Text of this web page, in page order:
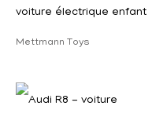
voiture électrique enfant
Mettmann Toys